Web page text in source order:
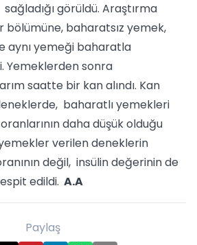
görüldü. Araştırma
bölümüne, baharatsız yemek,
aynı yemeği baharatla
Yemeklerden sonra
saatte bir kan alındı. Kan
baharatlı yemekleri
daha düşük olduğu
verilen deneklerin
değil, insülin değerinin de
edildi. A.A
Paylaş